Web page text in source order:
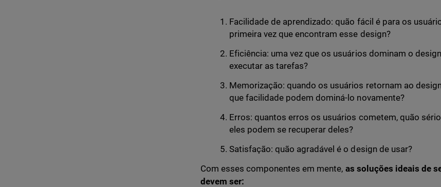
Facilidade de aprendizado: quão fácil é para os
primeira vez que encontram esse design?
Eficiência: uma vez que os usuários dominam o
executar as tarefas?
Memorização: quando os usuários retornam ao
que facilidade podem dominá-lo novamente?
Erros: quantos erros os usuários cometem, quão
eles podem se recuperar deles?
Satisfação: quão agradável é o design de usar?
Com esses componentes em mente, as soluções ideais de
devem ser: